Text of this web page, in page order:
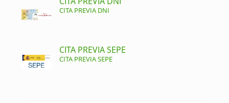
CITA PREVIA DNI
CITA PREVIA SEPE
CITA PREVIA SEPE